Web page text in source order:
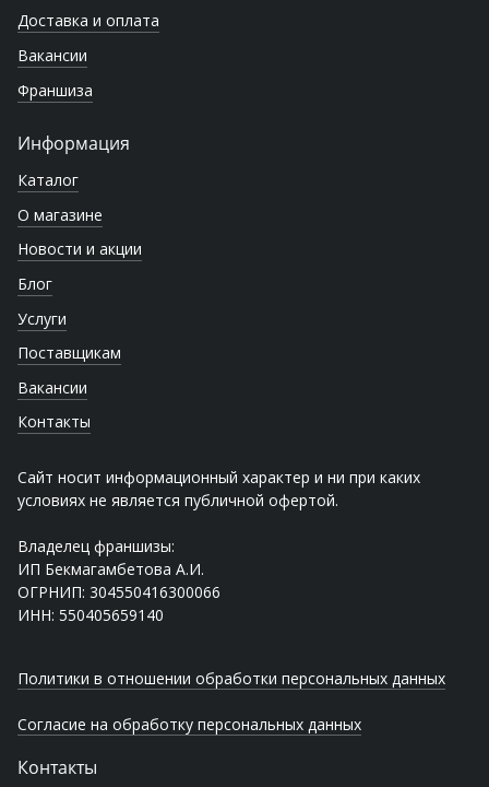
Доставка и оплата
Вакансии
Франшиза
Информация
Каталог
О магазине
Новости и акции
Блог
Услуги
Поставщикам
Вакансии
Контакты
Сайт носит информационный характер и ни при каких
условиях не является публичной офертой.
Владелец франшизы:
ИП Бекмагамбетова А.И.
ОГРНИП: 304550416300066
ИНН: 550405659140
Политики в отношении обработки персональных данных
Согласие на обработку персональных данных
Контакты